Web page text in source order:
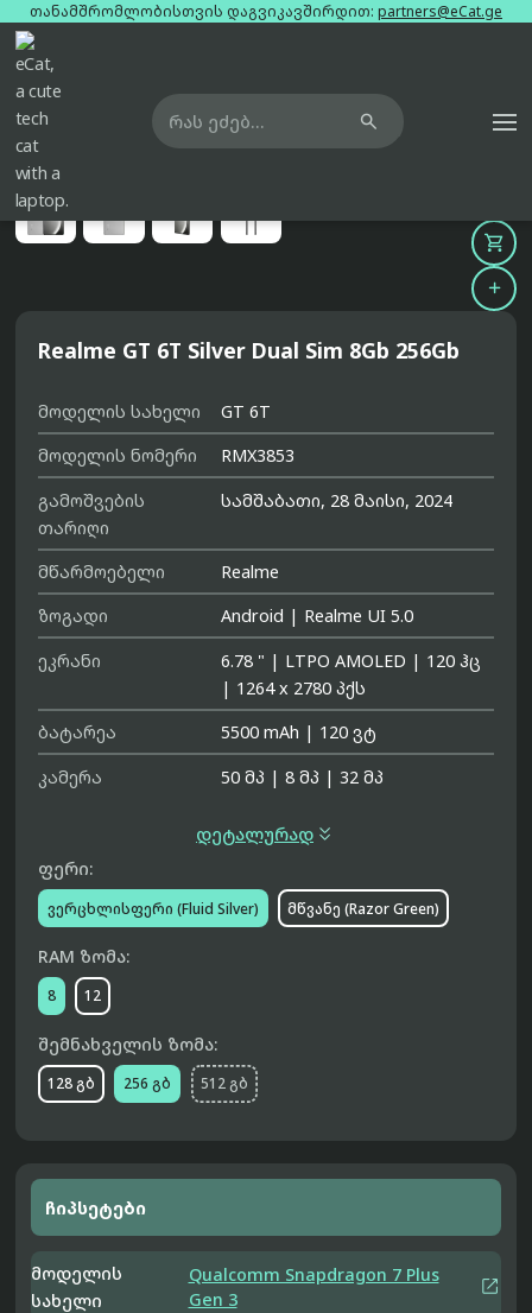
თანამშრომლობისთვის დაგვიკავშირდით: partners@eCat.ge

მთავარი ტელეფონები

Realme GT 6T Silver Dual Sim 8Gb 256Gb
მოდელის სახელი
GT 6T
მოდელის ნომერი
RMX3853
გამოშვების
თარიღი
სამშაბათი, 28 მაისი, 2024
მწარმოებელი
Realme
ზოგადი
Android | Realme UI 5.0
ეკრანი
6.78 " | LTPO AMOLED | 120 ჰც
| 1264 x 2780 პქს
ბატარეა
5500 mAh | 120 ვტ
კამერა
50 მპ | 8 მპ | 32 მპ
დეტალურად 
ფერი:
ვერცხლისფერი (Fluid Silver) მწვანე (Razor Green)
RAM ზომა:
8 12
შემნახველის ზომა:
128 გბ 256 გბ 512 გბ


ჩიპსეტები
მოდელის
სახელი
Qualcomm Snapdragon 7 Plus
Gen 3
